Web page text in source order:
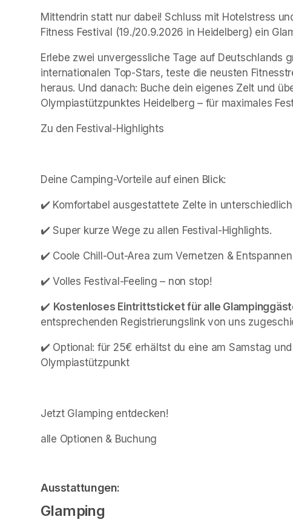
Mittendrin statt nur dabei! Schluss mit Hotelstress
Fitness Festival (19./20.9.2026 in Heidelberg) ein
Erlebe zwei unvergessliche Tage auf Deutschlands
internationalen Top-Stars, teste die neusten
heraus. Und danach: Buche dein eigenes Zelt und
Olympiastützpunktes Heidelberg – für maximales
Zu den Festival-Highlights
Deine Camping-Vorteile auf einen Blick:
✔️ Komfortabel ausgestattete Zelte in
✔️ Super kurze Wege zu allen Festival-Highlights.
✔️ Coole Chill-Out-Area zum Vernetzen &
✔️ Volles Festival-Feeling – non stop!
✔️ Kostenloses Eintrittsticket für alle
entsprechenden Registrierungslink von uns
✔️ Optional: für 25€ erhältst du eine am Samstag
Olympiastützpunkt
Jetzt Glamping entdecken!
alle Optionen & Buchung
Ausstattungen:
Glamping